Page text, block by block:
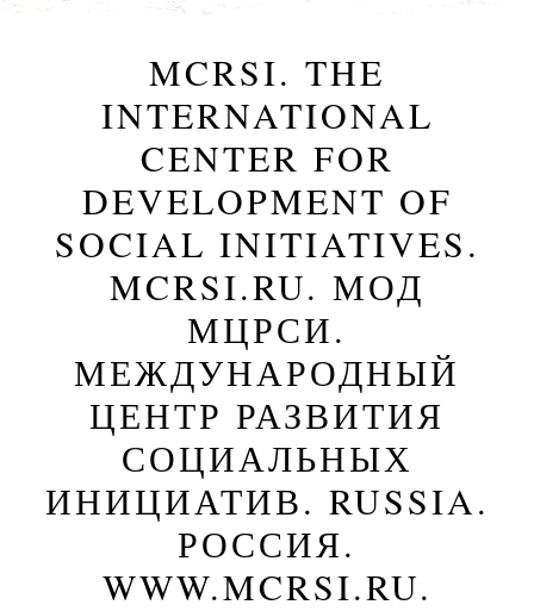
MCRSI. THE
INTERNATIONAL
CENTER FOR
DEVELOPMENT OF
SOCIAL INITIATIVES.
MCRSI.RU. МОД
МЦРСИ.
МЕЖДУНАРОДНЫЙ
ЦЕНТР РАЗВИТИЯ
СОЦИАЛЬНЫХ
ИНИЦИАТИВ. RUSSIA.
РОССИЯ.
WWW.MCRSI.RU.